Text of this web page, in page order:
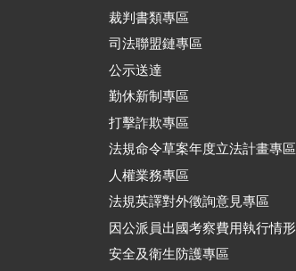
裁判書類專區
司法聯盟鏈專區
公示送達
勤休新制專區
打擊詐欺專區
法規命令草案年度立法計畫專區
人權業務專區
法規英譯對外徵詢意見專區
因公派員出國考察費用執行情形
安全及衛生防護專區